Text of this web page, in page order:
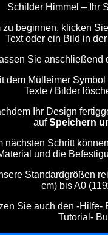
Schilder Himmel – Ihr
zu beginnen, klicken
Text oder ein Bild in
Sie anschließend
dem Mülleimer
Texte / Bilder
Ihr Design
aufSpeichern
nächsten Schritt
und die
Standardgrößen
cm) bis A0
Sie auch den -Hilfe-
Tutorial-